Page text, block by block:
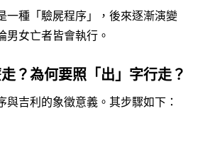
一種「驗屍程序」，後來逐漸演變
男女亡者皆會執行。
？為何要照「出」字行走？
與吉利的象徵意義。其步驟如下：